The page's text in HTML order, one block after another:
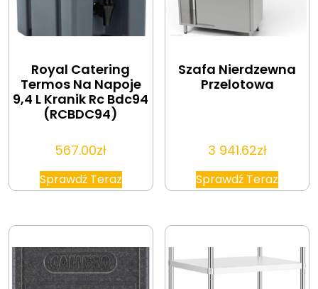
Royal Catering
Termos Na Napoje
9,4 L Kranik Rc Bdc94
(RCBDC94)
567.00zł
Sprawdź Teraz
Szafa Nierdzewna
Przelotowa
3 941.62zł
Sprawdź Teraz